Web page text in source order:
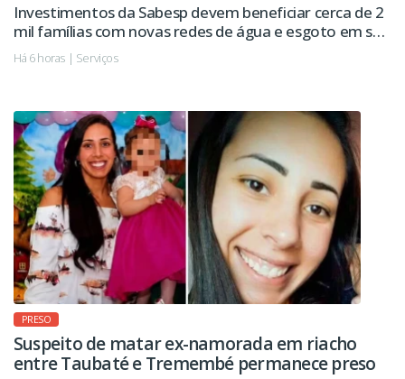
Investimentos da Sabesp devem beneficiar cerca de 2
mil famílias com novas redes de água e esgoto em seis
regiões da cidade.
Há 6 horas | Serviços
PRESO
Suspeito de matar ex-namorada em riacho
entre Taubaté e Tremembé permanece preso